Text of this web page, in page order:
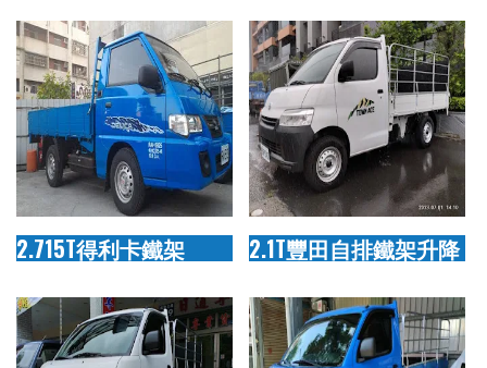
2.715T得利卡鐵架 2.1T豐田自排鐵架升降